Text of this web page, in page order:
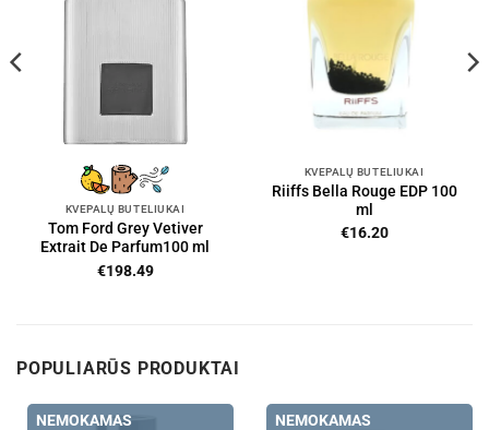
KVEPALŲ BUTELIUKAI
Tom Ford Grey Vetiver
Extrait De Parfum100 ml
€198.49
KVEPALŲ BUTELIUKAI
Riiffs Bella Rouge EDP 100
ml
€16.20
POPULIARŪS PRODUKTAI
NEMOKAMAS
NEMOKAMAS